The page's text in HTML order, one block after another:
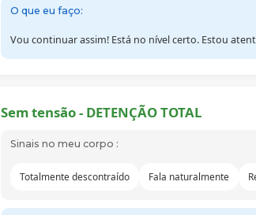
O que eu faço:
Vou continuar assim! Está no nível certo. Estou
Sem tensão - DETENÇÃO TOTAL
Sinais no meu corpo :
Totalmente descontraído Fala naturalmente